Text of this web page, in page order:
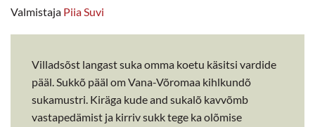
Valmistaja Piia Suvi
Villadsõst langast suka omma koetu käsitsi vardide
pääl. Sukkõ pääl om Vana-Võromaa kihlkundõ
sukamustri. Kiräga kude and sukalõ kavvõmb
vastapedämist ja kirriv sukk tege ka olõmise